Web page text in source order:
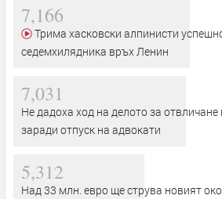
7,166
седемхилядника връх Ленин
7,031
Не дадоха ход на делото за
заради отпуск на адвокати
5,312
Над 33 млн. евро ще струва новият